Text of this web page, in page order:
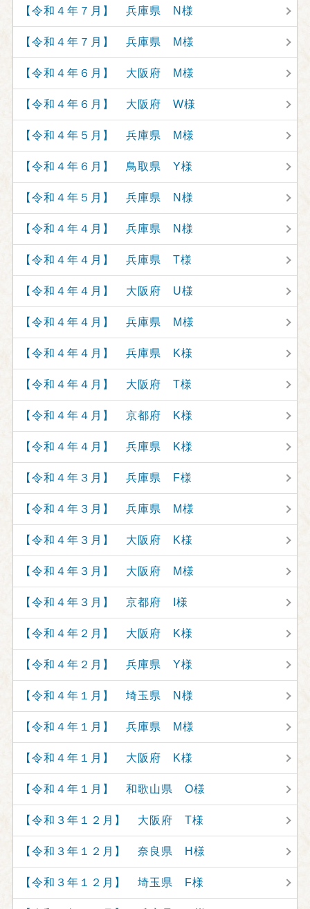
【令和４年７月】 兵庫県 N様
【令和４年７月】 兵庫県 M様
【令和４年６月】 大阪府 M様
【令和４年６月】 大阪府 W様
【令和４年５月】 兵庫県 M様
【令和４年６月】 鳥取県 Y様
【令和４年５月】 兵庫県 N様
【令和４年４月】 兵庫県 N様
【令和４年４月】 兵庫県 T様
【令和４年４月】 大阪府 U様
【令和４年４月】 兵庫県 M様
【令和４年４月】 兵庫県 K様
【令和４年４月】 大阪府 T様
【令和４年４月】 京都府 K様
【令和４年４月】 兵庫県 K様
【令和４年３月】 兵庫県 F様
【令和４年３月】 兵庫県 M様
【令和４年３月】 大阪府 K様
【令和４年３月】 大阪府 M様
【令和４年３月】 京都府 I様
【令和４年２月】 大阪府 K様
【令和４年２月】 兵庫県 Y様
【令和４年１月】 埼玉県 N様
【令和４年１月】 兵庫県 M様
【令和４年１月】 大阪府 K様
【令和４年１月】 和歌山県 O様
【令和３年１２月】 大阪府 T様
【令和３年１２月】 奈良県 H様
【令和３年１２月】 埼玉県 F様